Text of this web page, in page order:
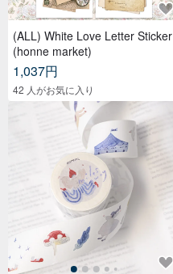
(ALL) White Love Letter Sticker
(honne market)
1,037円
42 人がお気に入り